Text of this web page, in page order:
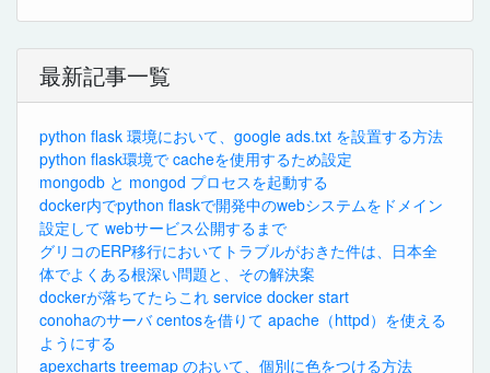
最新記事一覧
python flask 環境において、google ads.txt を設置する方法
python flask環境で cacheを使用するため設定
mongodb と mongod プロセスを起動する
docker内でpython flaskで開発中のwebシステムをドメイン
設定して webサービス公開するまで
グリコのERP移行においてトラブルがおきた件は、日本全
体でよくある根深い問題と、その解決案
dockerが落ちてたらこれ service docker start
conohaのサーバ centosを借りて apache（httpd）を使える
ようにする
apexcharts treemap のおいて、個別に色をつける方法